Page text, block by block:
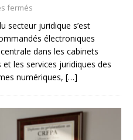
fermés
secteur juridique s’est
électroniques
dans les cabinets
les services juridiques des
numériques, […]